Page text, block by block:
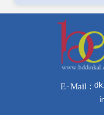
আদালত
E-Mail :